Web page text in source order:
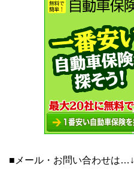
■メール・お問い合わせは…↓